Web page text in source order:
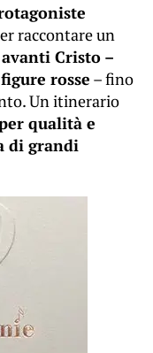
raccontare un
Cristo –
rosse – fino
Un itinerario
qualità e
di grandi